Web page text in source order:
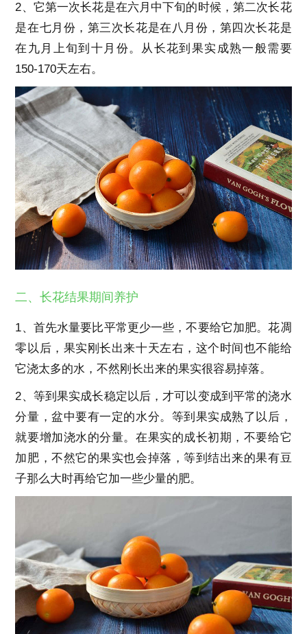
2、它第一次长花是在六月中下旬的时候，第二次长花
是在七月份，第三次长花是在八月份，第四次长花是
在九月上旬到十月份。从长花到果实成熟一般需要
150-170天左右。
二、长花结果期间养护
1、首先水量要比平常更少一些，不要给它加肥。花凋
零以后，果实刚长出来十天左右，这个时间也不能给
它浇太多的水，不然刚长出来的果实很容易掉落。
2、等到果实成长稳定以后，才可以变成到平常的浇水
分量，盆中要有一定的水分。等到果实成熟了以后，
就要增加浇水的分量。在果实的成长初期，不要给它
加肥，不然它的果实也会掉落，等到结出来的果有豆
子那么大时再给它加一些少量的肥。